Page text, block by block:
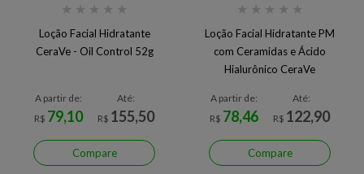
★ ★ ★ ★ ★
Loção Facial Hidratante
CeraVe - Oil Control 52g
A partir de:
R$ 79,10
Até:
R$ 155,50
Compare
★ ★ ★ ★ ★
Loção Facial Hidratante PM
com Ceramidas e Ácido
Hialurônico CeraVe
A partir de:
R$ 78,46
Até:
R$ 122,90
Compare